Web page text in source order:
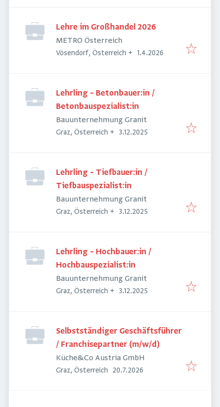
Lehre im Großhandel 2026
METRO Österreich
Vösendorf, Österreich + Veröffentlicht
1.4.2026
Lehrling – Betonbauer:in /
Betonbauspezialist:in
Bauunternehmung Granit
Graz, Österreich + Veröffentlicht
3.12.2025
Lehrling – Tiefbauer:in /
Tiefbauspezialist:in
Bauunternehmung Granit
Graz, Österreich + Veröffentlicht
3.12.2025
Lehrling – Hochbauer:in /
Hochbauspezialist:in
Bauunternehmung Granit
Graz, Österreich + Veröffentlicht
3.12.2025
Selbstständiger Geschäftsführer
/ Franchisepartner (m/w/d)
Küche&Co Austria GmbH
Graz, Österreich Veröffentlicht
20.7.2026